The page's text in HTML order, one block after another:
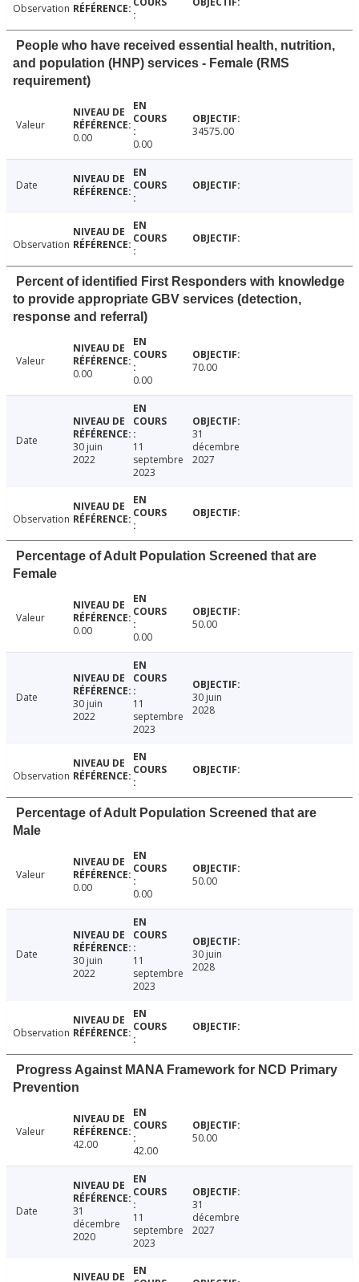
Observation
People who have received essential health, nutrition,
and population (HNP) services - Female (RMS
requirement)
Valeur
0.00
0.00
34575.00
Date
Observation
Percent of identified First Responders with knowledge
to provide appropriate GBV services (detection,
response and referral)
Valeur
0.00
0.00
70.00
Date
30 juin
2022
11
septembre
2023
31
décembre
2027
Observation
Percentage of Adult Population Screened that are
Female
Valeur
0.00
0.00
50.00
Date
30 juin
2022
11
septembre
2023
30 juin
2028
Observation
Percentage of Adult Population Screened that are
Male
Valeur
0.00
0.00
50.00
Date
30 juin
2022
11
septembre
2023
30 juin
2028
Observation
Progress Against MANA Framework for NCD Primary
Prevention
Valeur
42.00
42.00
50.00
Date
31
décembre
2020
11
septembre
2023
31
décembre
2027